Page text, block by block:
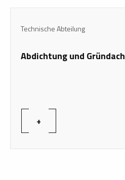
Technische Abteilung
Abdichtung und Gründach
+